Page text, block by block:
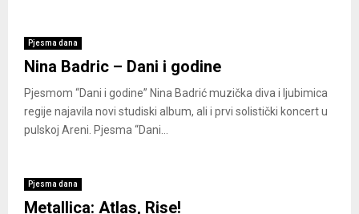
Pjesma dana
Nina Badric – Dani i godine
Pjesmom “Dani i godine” Nina Badrić muzička diva i ljubimica
regije najavila novi studiski album, ali i prvi solistički koncert u
pulskoj Areni. Pjesma “Dani...
Pjesma dana
Metallica: Atlas, Rise!